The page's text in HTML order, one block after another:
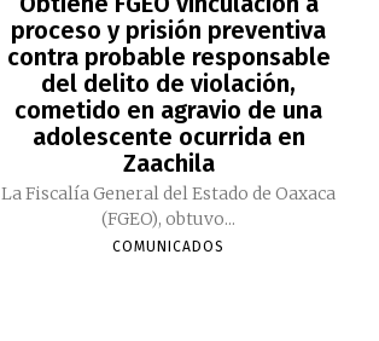
proceso y prisión preventiva
contra probable responsable
del delito de violación,
cometido en agravio de una
adolescente ocurrida en
Zaachila
La Fiscalía General del Estado de Oaxaca
(FGEO), obtuvo...
COMUNICADOS